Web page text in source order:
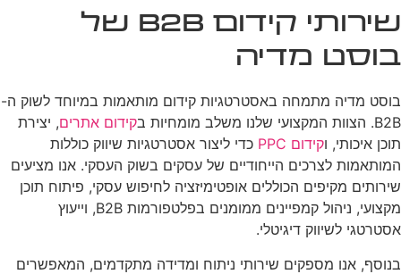
שירותי קידום B2B של
בוסט מדיה
בוסט מדיה מתמחה באסטרטגיות קידום מותאמות במיוחד לשוק ה-
B2B. הצוות המקצועי שלנו משלב מומחיות ב
קידום אתרים, יצירת
תוכן איכותי, וקידום PPC
כדי ליצור אסטרטגיות שיווק כוללות
המותאמות לצרכים הייחודיים של עסקים בשוק העסקי. אנו מציעים
שירותים מקיפים הכוללים אופטימיזציה לחיפוש עסקי, פיתוח תוכן
מקצועי, ניהול קמפיינים ממומנים בפלטפורמות B2B, וייעוץ
אסטרטגי לשיווק דיגיטלי.
בנוסף, אנו מספקים שירותי ניתוח ומדידה מתקדמים, המאפשרים